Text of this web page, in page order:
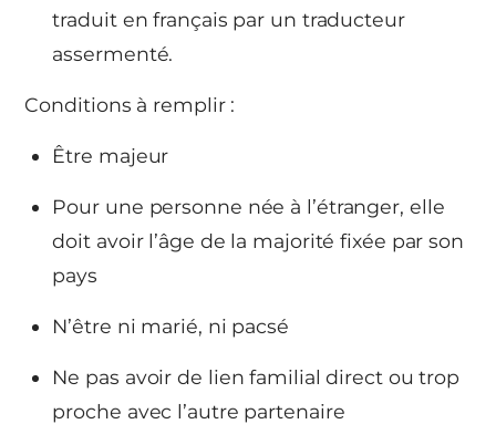
traduit en français par un traducteur
assermenté.
Conditions à remplir :
Être majeur
Pour une personne née à l’étranger, elle
doit avoir l’âge de la majorité fixée par son
pays
N’être ni marié, ni pacsé
Ne pas avoir de lien familial direct ou trop
proche avec l’autre partenaire